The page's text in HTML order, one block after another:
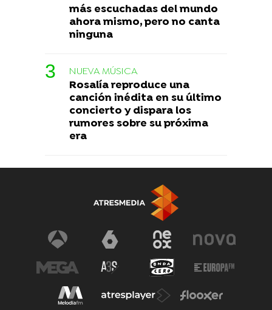
más escuchadas del mundo
ahora mismo, pero no canta
ninguna
NUEVA MÚSICA
Rosalía reproduce una
canción inédita en su último
concierto y dispara los
rumores sobre su próxima
era